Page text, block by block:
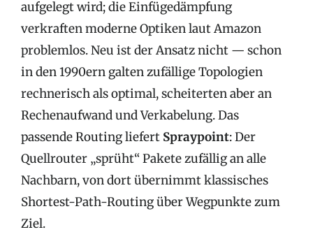
aufgelegt wird; die Einfügedämpfung
verkraften moderne Optiken laut Amazon
problemlos. Neu ist der Ansatz nicht — schon
in den 1990ern galten zufällige Topologien
rechnerisch als optimal, scheiterten aber an
Rechenaufwand und Verkabelung. Das
passende Routing liefert Spraypoint: Der
Quellrouter „sprüht“ Pakete zufällig an alle
Nachbarn, von dort übernimmt klassisches
Shortest-Path-Routing über Wegpunkte zum
Ziel.